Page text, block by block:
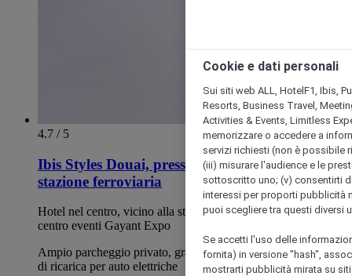
4.7 / 5
Ibis Styles Douai, presso Gayant Expo e
stazione ferroviaria
Hotel nel centro, vicino alla stazione del treno TGV e al
centro eventi Gayant Expo
Ampio parcheggio privato, gratuito e custodito, con stazioni
di ricarica per auto elettriche
Cookie e dati personali
Sui siti web ALL, HotelF1, Ibis,
Resorts, Business Travel,
Activities & Events, Limitless
memorizzare o accedere a
servizi richiesti (non è possibile
(iii) misurare l'audience e le
sottoscritto uno; (v) consentirti
interessi per proporti pubblicità
puoi scegliere tra questi diversi
Se accetti l'uso delle
fornita) in versione "hash",
mostrarti pubblicità mirata su